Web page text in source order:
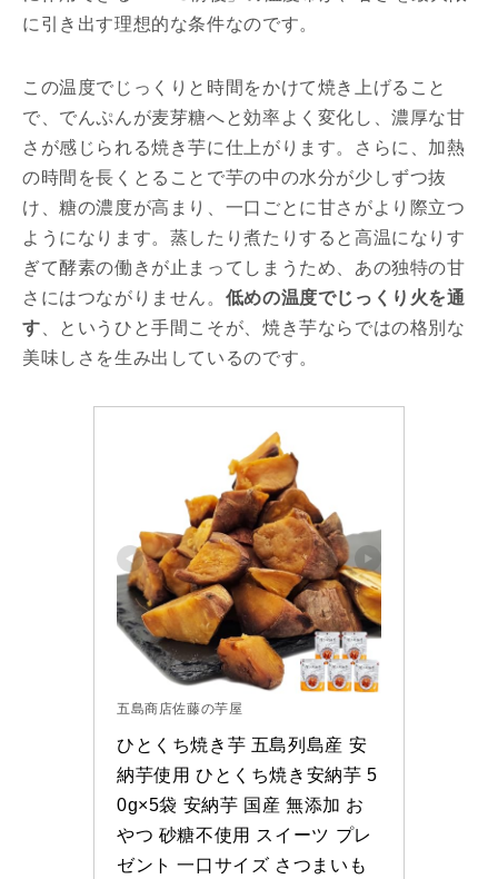
に引き出す理想的な条件なのです。
この温度でじっくりと時間をかけて焼き上げること
で、でんぷんが麦芽糖へと効率よく変化し、濃厚な甘
さが感じられる焼き芋に仕上がります。さらに、加熱
の時間を長くとることで芋の中の水分が少しずつ抜
け、糖の濃度が高まり、一口ごとに甘さがより際立つ
ようになります。蒸したり煮たりすると高温になりす
ぎて酵素の働きが止まってしまうため、あの独特の甘
さにはつながりません。 低めの温度でじっくり火を通
す 、というひと手間こそが、焼き芋ならではの格別な
美味しさを生み出しているのです。
五島商店佐藤の芋屋
ひとくち焼き芋 五島列島産 安
納芋使用 ひとくち焼き安納芋 5
0g×5袋 安納芋 国産 無添加 お
やつ 砂糖不使用 スイーツ プレ
ゼント 一口サイズ さつまいも